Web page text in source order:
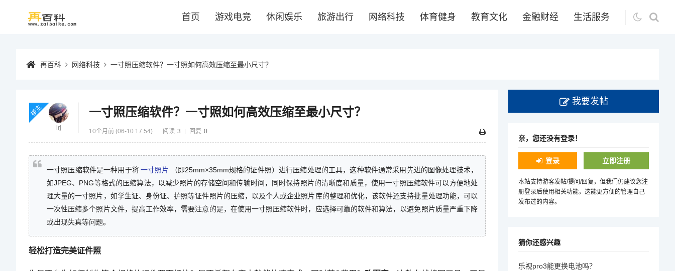
首页 游戏电竞 休闲娱乐 旅游出行 网络科技 体育健身 教育文化 金融财经 生活服务
再百科 网络科技 一寸照压缩软件？一寸照如何高效压缩至最小尺寸？
一寸照压缩软件？一寸照如何高效压缩至最小尺寸？
10个月前 (06-10 17:54) 阅读 3 回复 0
lrj
楼主
一寸照压缩软件是一种用于将一寸照片
（即25mm×35mm规格的证件照）进行压缩处理的工具，这种软件通常采用先进的图像处理技术，
如JPEG、PNG等格式的压缩算法，以减少照片的存储空间和传输时间，同时保持照片的清晰度和质量，使用一寸照压缩软件可以方便地处
理大量的一寸照片，如学生证、身份证、护照等证件照片的压缩，以及个人或企业照片库的整理和优化，该软件还支持批量处理功能，可以
一次性压缩多个照片文件，提高工作效率，需要注意的是，在使用一寸照压缩软件时，应选择可靠的软件和算法，以避免照片质量严重下降
或出现失真等问题。
轻松打造完美证件照
我要发帖
亲，您还没有登录！
登录 立即注册
本站支持游客发帖/提问/回复，但我们仍建议您注
册登录后使用相关功能，这能更方便的管理自己
发布过的内容。
猜你还感兴趣
乐视pro3能更换电池吗？